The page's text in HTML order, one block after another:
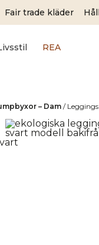
Fair trade kläder
REA
– Dam /